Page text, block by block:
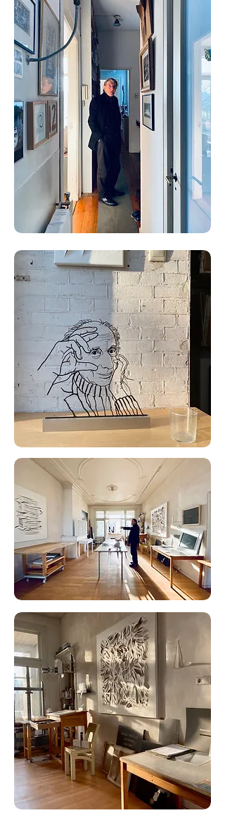
'Het was een soort 9/11 moment. Ik heb een sterke herinnering aan de
avonden en nachten die ik aan het beeld heb gewerkt. Ik was heel